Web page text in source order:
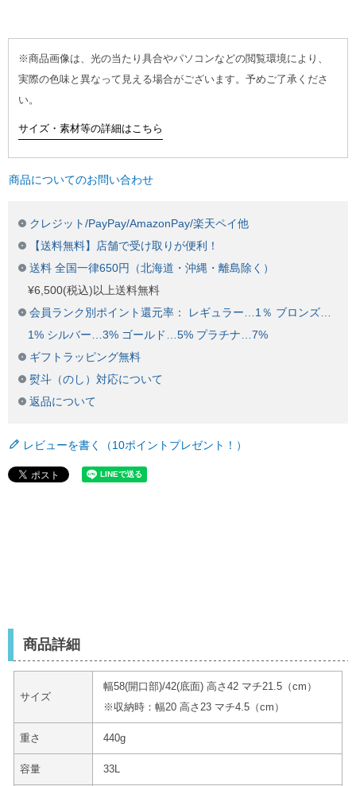
※商品画像は、光の当たり具合やパソコンなどの閲覧環境により、
実際の色味と異なって見える場合がございます。予めご了承くださ
い。
サイズ・素材等の詳細はこちら
商品についてのお問い合わせ
クレジット/PayPay/AmazonPay/楽天ペイ他
【送料無料】店舗で受け取りが便利！
送料 全国一律650円（北海道・沖縄・離島除く）
¥6,500(税込)以上送料無料
会員ランク別ポイント還元率： レギュラー…1％ ブロンズ…
1% シルバー…3% ゴールド…5% プラチナ…7%
ギフトラッピング無料
熨斗（のし）対応について
返品について
レビューを書く（10ポイントプレゼント！）
商品詳細
サイズ
幅58(開口部)/42(底面) 高さ42 マチ21.5（cm）
※収納時：幅20 高さ23 マチ4.5（cm）
重さ 440g
容量 33L